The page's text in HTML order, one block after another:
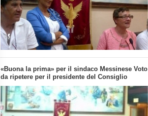
«Buona la prima» per il sindaco Messinese Voto
da ripetere per il presidente del Consiglio